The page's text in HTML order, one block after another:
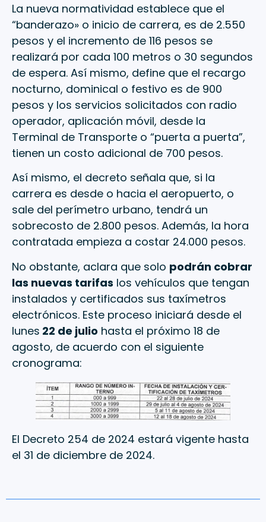
La nueva normatividad establece que el
“banderazo» o inicio de carrera, es de 2.550
pesos y el incremento de 116 pesos se
realizará por cada 100 metros o 30 segundos
de espera. Así mismo, define que el recargo
nocturno, dominical o festivo es de 900
pesos y los servicios solicitados con radio
operador, aplicación móvil, desde la
Terminal de Transporte o “puerta a puerta”,
tienen un costo adicional de 700 pesos.
Así mismo, el decreto señala que, si la
carrera es desde o hacia el aeropuerto, o
sale del perímetro urbano, tendrá un
sobrecosto de 2.800 pesos. Además, la hora
contratada empieza a costar 24.000 pesos.
No obstante, aclara que solo podrán cobrar
las nuevas tarifas los vehículos que tengan
instalados y certificados sus taxímetros
electrónicos. Este proceso iniciará desde el
lunes 22 de julio hasta el próximo 18 de
agosto, de acuerdo con el siguiente
cronograma:
El Decreto 254 de 2024 estará vigente hasta
el 31 de diciembre de 2024.